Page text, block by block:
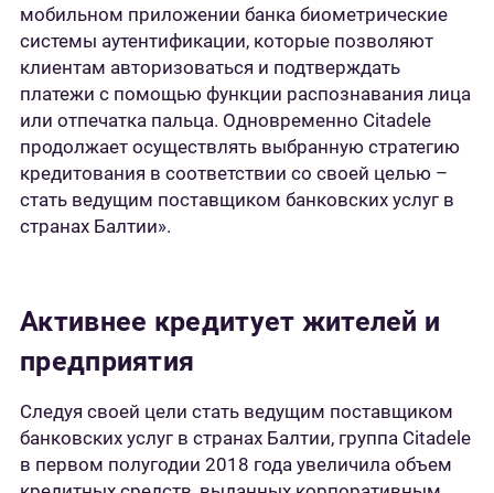
мобильном приложении банка биометрические
системы аутентификации, которые позволяют
клиентам авторизоваться и подтверждать
платежи с помощью функции распознавания лица
или отпечатка пальца. Одновременно Citadele
продолжает осуществлять выбранную стратегию
кредитования в соответствии со своей целью –
стать ведущим поставщиком банковских услуг в
странах Балтии».
Активнее кредитует жителей и
предприятия
Следуя своей цели стать ведущим поставщиком
банковских услуг в странах Балтии, группа Citadele
в первом полугодии 2018 года увеличила объем